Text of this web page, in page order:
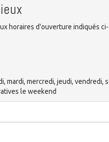
horaires d'ouverture indiqués
mardi, mercredi, jeudi, vendredi,
le weekend